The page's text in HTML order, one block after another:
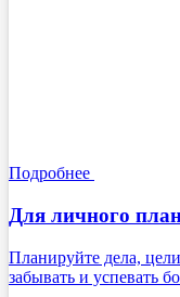
Подробнее
Для личного
Планируйте дела,
забывать и успевать